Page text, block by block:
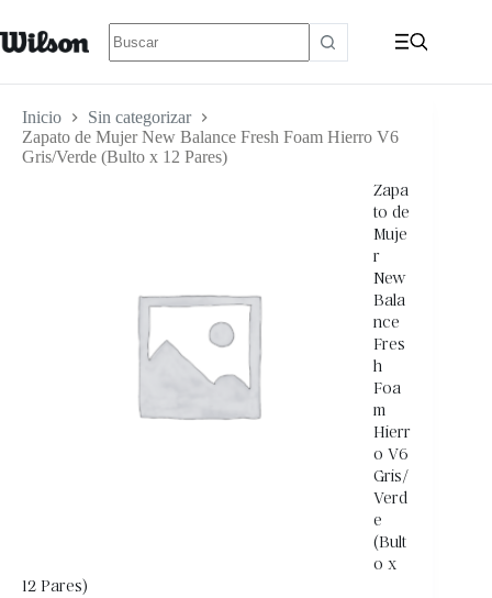
Inicio
Sin categorizar
Zapato de Mujer New Balance Fresh Foam Hierro V6
Gris/Verde (Bulto x 12 Pares)
Zapa
to de
Muje
r
New
Bala
nce
Fres
h
Foa
m
Hierr
o V6
Gris/
Verd
e
(Bult
o x
12 Pares)